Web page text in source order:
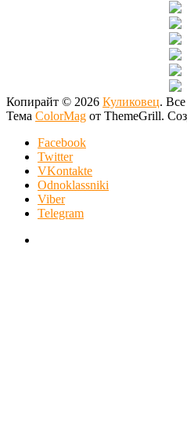
Копирайт © 2026 Куликовец.
Тема ColorMag от ThemeGrill.
Facebook
Twitter
VKontakte
Odnoklassniki
Viber
Telegram